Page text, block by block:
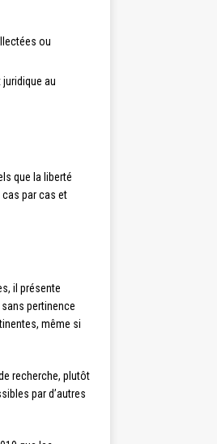
ou
au
que la liberté
cas par cas et
il présente
pertinence
même si
recherche, plutôt
par d’autres